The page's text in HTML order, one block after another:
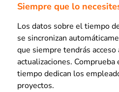
Siempre que lo
Los datos sobre el tiempo
se sincronizan
que siempre tendrás
actualizaciones.
tiempo dedican los
proyectos.